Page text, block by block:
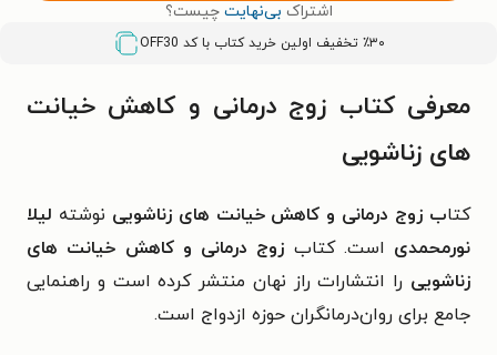
اشتراک بی‌نهایت چیست؟
٪۳۰ تخفیف اولین خرید کتاب با کد OFF30
معرفی کتاب زوج درمانی و کاهش خیانت
های زناشویی
کتاب زوج درمانی و کاهش خیانت های زناشویی نوشته لیلا
نورمحمدی است. کتاب زوج درمانی و کاهش خیانت های
زناشویی را انتشارات راز نهان منتشر کرده است و راهنمایی
جامع برای روان‌درمانگران حوزه ازدواج است.